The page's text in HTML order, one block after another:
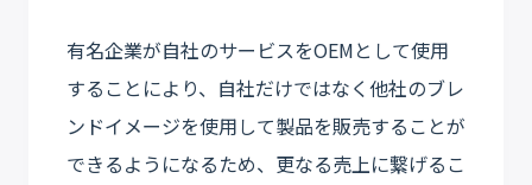
有名企業が自社のサービスをOEMとして使用
することにより、自社だけではなく他社のブレ
ンドイメージを使用して製品を販売することが
できるようになるため、更なる売上に繋げるこ